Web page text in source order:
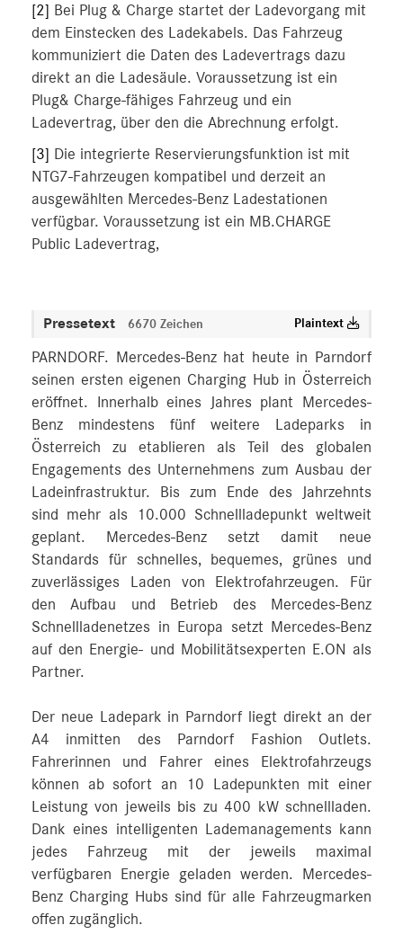
[2] Bei Plug & Charge startet der Ladevorgang mit
dem Einstecken des Ladekabels. Das Fahrzeug
kommuniziert die Daten des Ladevertrags dazu
direkt an die Ladesäule. Voraussetzung ist ein
Plug& Charge-fähiges Fahrzeug und ein
Ladevertrag, über den die Abrechnung erfolgt.
[3] Die integrierte Reservierungsfunktion ist mit
NTG7-Fahrzeugen kompatibel und derzeit an
ausgewählten Mercedes-Benz Ladestationen
verfügbar. Voraussetzung ist ein MB.CHARGE
Public Ladevertrag,
Pressetext 6670 Zeichen Plaintext
PARNDORF. Mercedes-Benz hat heute in Parndorf
seinen ersten eigenen Charging Hub in Österreich
eröffnet. Innerhalb eines Jahres plant Mercedes-
Benz mindestens fünf weitere Ladeparks in
Österreich zu etablieren als Teil des globalen
Engagements des Unternehmens zum Ausbau der
Ladeinfrastruktur. Bis zum Ende des Jahrzehnts
sind mehr als 10.000 Schnellladepunkt weltweit
geplant. Mercedes-Benz setzt damit neue
Standards für schnelles, bequemes, grünes und
zuverlässiges Laden von Elektrofahrzeugen. Für
den Aufbau und Betrieb des Mercedes-Benz
Schnellladenetzes in Europa setzt Mercedes-Benz
auf den Energie- und Mobilitätsexperten E.ON als
Partner.
Der neue Ladepark in Parndorf liegt direkt an der
A4 inmitten des Parndorf Fashion Outlets.
Fahrerinnen und Fahrer eines Elektrofahrzeugs
können ab sofort an 10 Ladepunkten mit einer
Leistung von jeweils bis zu 400 kW schnellladen.
Dank eines intelligenten Lademanagements kann
jedes Fahrzeug mit der jeweils maximal
verfügbaren Energie geladen werden. Mercedes-
Benz Charging Hubs sind für alle Fahrzeugmarken
offen zugänglich.